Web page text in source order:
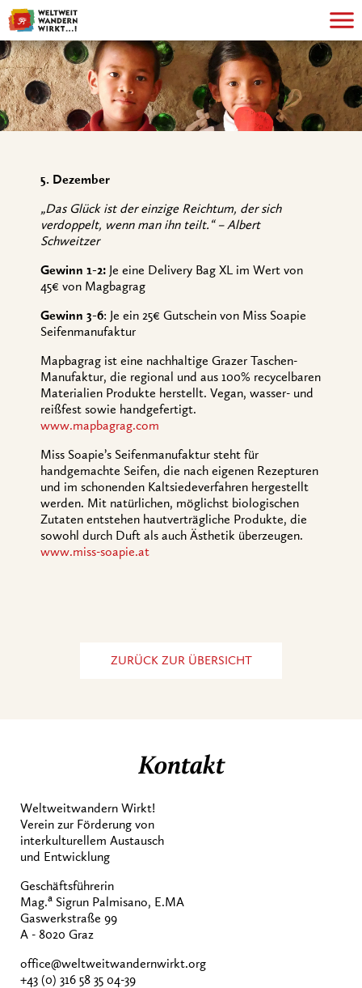
5. Dezember
„Das Glück ist der einzige Reichtum, der sich
verdoppelt, wenn man ihn teilt.“ – Albert
Schweitzer
Gewinn 1-2: Je eine Delivery Bag XL im Wert von
45€ von Magbagrag
Gewinn 3-6: Je ein 25€ Gutschein von Miss Soapie
Seifenmanufaktur
Mapbagrag ist eine nachhaltige Grazer Taschen-
Manufaktur, die regional und aus 100% recycelbaren
Materialien Produkte herstellt. Vegan, wasser- und
reißfest sowie handgefertigt.
www.mapbagrag.com
Miss Soapie’s Seifenmanufaktur steht für
handgemachte Seifen, die nach eigenen Rezepturen
und im schonenden Kaltsiedeverfahren hergestellt
werden. Mit natürlichen, möglichst biologischen
Zutaten entstehen hautverträgliche Produkte, die
sowohl durch Duft als auch Ästhetik überzeugen.
www.miss-soapie.at
ZURÜCK ZUR ÜBERSICHT
Kontakt
Weltweitwandern Wirkt!
Verein zur Förderung von
interkulturellem Austausch
und Entwicklung
Geschäftsführerin
Mag.a Sigrun Palmisano, E.MA
Gaswerkstraße 99
A - 8020 Graz
office@weltweitwandernwirkt.org
+43 (0) 316 58 35 04-39